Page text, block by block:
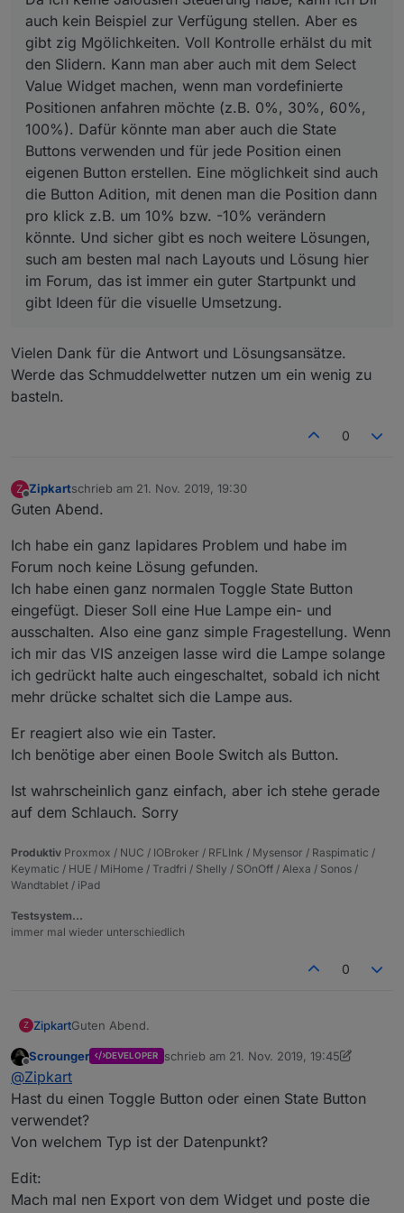
gibt Ideen für die visuelle Umsetzung.
wieder unter 7 Tagen auswähle, dauert es
manchmal einige min bis etwas angezeigt wird
oder es passiert nichts. Auch der Refresh
Button hilft leider nicht.
Hast du die Anzahl der Datenpunkte begrenzt?
?
auch kein Beispiel zur Verfügung stellen. Aber es
gibt zig Mgölichkeiten. Voll Kontrolle erhälst du mit
den Slidern. Kann man aber auch mit dem Select
Value Widget machen, wenn man vordefinierte
Positionen anfahren möchte (z.B. 0%, 30%, 60%,
100%). Dafür könnte man aber auch die State
Buttons verwenden und für jede Position einen
eigenen Button erstellen. Eine möglichkeit sind auch
die Button Adition, mit denen man die Position dann
pro klick z.B. um 10% bzw. -10% verändern
könnte. Und sicher gibt es noch weitere Lösungen,
such am besten mal nach Layouts und Lösung hier
im Forum, das ist immer ein guter Startpunkt und
gibt Ideen für die visuelle Umsetzung.
Vielen Dank für die Antwort und Lösungsansätze.
Werde das Schmuddelwetter nutzen um ein wenig zu
basteln.
0
Z
Offline
Zipkartschrieb am 21. Nov. 2019, 19:30
zuletzt editiert von
Guten Abend.
Ich habe ein ganz lapidares Problem und habe im
Forum noch keine Lösung gefunden.
Ich habe einen ganz normalen Toggle State Button
eingefügt. Dieser Soll eine Hue Lampe ein- und
ausschalten. Also eine ganz simple Fragestellung. Wenn
ich mir das VIS anzeigen lasse wird die Lampe solange
ich gedrückt halte auch eingeschaltet, sobald ich nicht
mehr drücke schaltet sich die Lampe aus.
Er reagiert also wie ein Taster.
Ich benötige aber einen Boole Switch als Button.
Ist wahrscheinlich ganz einfach, aber ich stehe gerade
auf dem Schlauch. Sorry
Produktiv Proxmox / NUC / IOBroker / RFLInk / Mysensor / Raspimatic /
Keymatic / HUE / MiHome / Tradfri / Shelly / SOnOff / Alexa / Sonos /
Wandtablet / iPad
Testsystem…
immer mal wieder unterschiedlich
0
Z ZipkartGuten Abend.
Ich habe ein ganz lapidares Problem und habe im
Forum noch keine Lösung gefunden.
Ich habe einen ganz normalen Toggle State Button
eingefügt. Dieser Soll eine Hue Lampe ein- und
ausschalten. Also eine ganz simple Fragestellung.
Wenn ich mir das VIS anzeigen lasse wird die Lampe
Er reagiert also wie ein Taster.
Ich benötige aber einen Boole Switch als Button.
Ist wahrscheinlich ganz einfach, aber ich stehe gerade
auf dem Schlauch. Sorry
Offline
Scrounger DEVELOPER schrieb am 21. Nov. 2019, 19:45
zuletzt editiert von Scrounger
@Zipkart
Hast du einen Toggle Button oder einen State Button
verwendet?
Von welchem Typ ist der Datenpunkt?
Edit:
Mach mal nen Export von dem Widget und poste die